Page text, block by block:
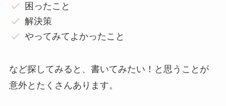
困ったこと
解決策
やってみてよかったこと
など探してみると、書いてみたい！と思うことが
意外とたくさんあります。